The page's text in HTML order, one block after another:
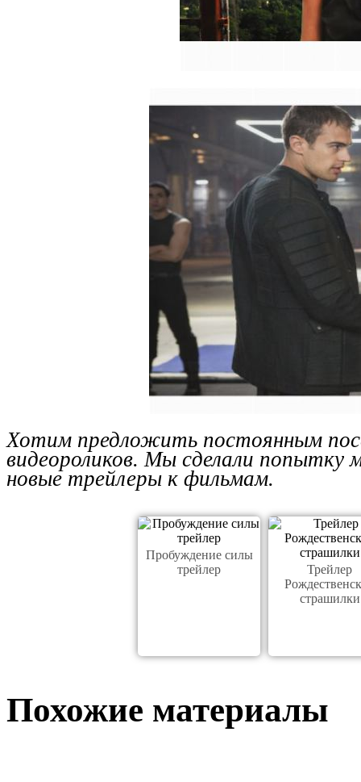
Хотим предложить постоянным
видеороликов. Мы сделали попытку
новые трейлеры к фильмам.
Пробуждение силы
трейлер
Трейлер
страшилки
Похожие материалы